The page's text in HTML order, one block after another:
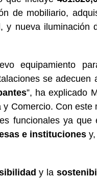
de mobiliario,
y nueva iluminación
equipamiento
se adecuen
”, ha explicado
Comercio. Con
funcionales ya
e instituciones
y la